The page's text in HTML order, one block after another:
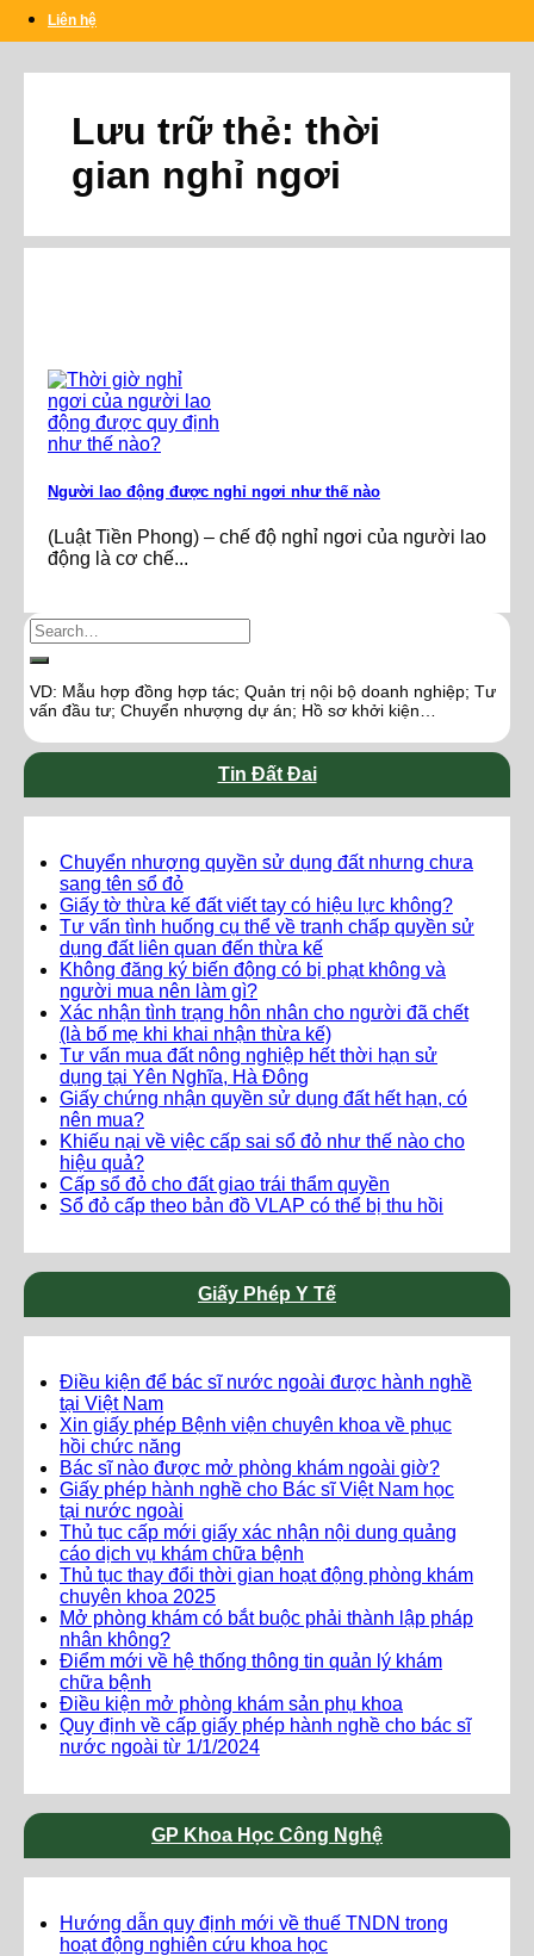
Liên hệ
Lưu trữ thẻ: thời
gian nghỉ ngơi
Người lao động được nghỉ ngơi như thế nào
(Luật Tiền Phong) – chế độ nghỉ ngơi của người lao
động là cơ chế...
VD: Mẫu hợp đồng hợp tác; Quản trị nội bộ doanh nghiệp; Tư
vấn đầu tư; Chuyển nhượng dự án; Hồ sơ khởi kiện…
Tin Đất Đai
Chuyển nhượng quyền sử dụng đất nhưng chưa
sang tên sổ đỏ
Giấy tờ thừa kế đất viết tay có hiệu lực không?
Tư vấn tình huống cụ thể về tranh chấp quyền sử
dụng đất liên quan đến thừa kế
Không đăng ký biến động có bị phạt không và
người mua nên làm gì?
Xác nhận tình trạng hôn nhân cho người đã chết
(là bố mẹ khi khai nhận thừa kế)
Tư vấn mua đất nông nghiệp hết thời hạn sử
dụng tại Yên Nghĩa, Hà Đông
Giấy chứng nhận quyền sử dụng đất hết hạn, có
nên mua?
Khiếu nại về việc cấp sai sổ đỏ như thế nào cho
hiệu quả?
Cấp sổ đỏ cho đất giao trái thẩm quyền
Sổ đỏ cấp theo bản đồ VLAP có thể bị thu hồi
Giấy Phép Y Tế
Điều kiện để bác sĩ nước ngoài được hành nghề
tại Việt Nam
Xin giấy phép Bệnh viện chuyên khoa về phục
hồi chức năng
Bác sĩ nào được mở phòng khám ngoài giờ?
Giấy phép hành nghề cho Bác sĩ Việt Nam học
tại nước ngoài
Thủ tục cấp mới giấy xác nhận nội dung quảng
cáo dịch vụ khám chữa bệnh
Thủ tục thay đổi thời gian hoạt động phòng khám
chuyên khoa 2025
Mở phòng khám có bắt buộc phải thành lập pháp
nhân không?
Điểm mới về hệ thống thông tin quản lý khám
chữa bệnh
Điều kiện mở phòng khám sản phụ khoa
Quy định về cấp giấy phép hành nghề cho bác sĩ
nước ngoài từ 1/1/2024
GP Khoa Học Công Nghệ
Hướng dẫn quy định mới về thuế TNDN trong
hoạt động nghiên cứu khoa học